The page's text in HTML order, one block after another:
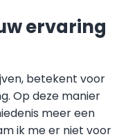
ervaring
betekent voor
Op deze manier
meer een
ik me er niet voor